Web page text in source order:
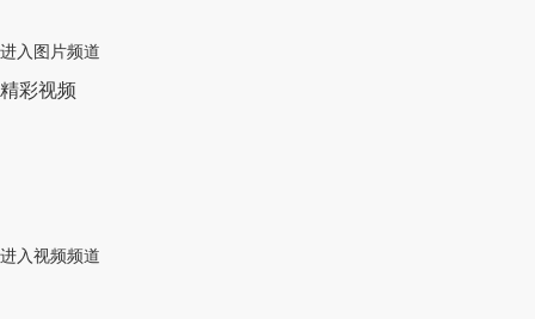
进入图片频道
精彩视频
进入视频频道